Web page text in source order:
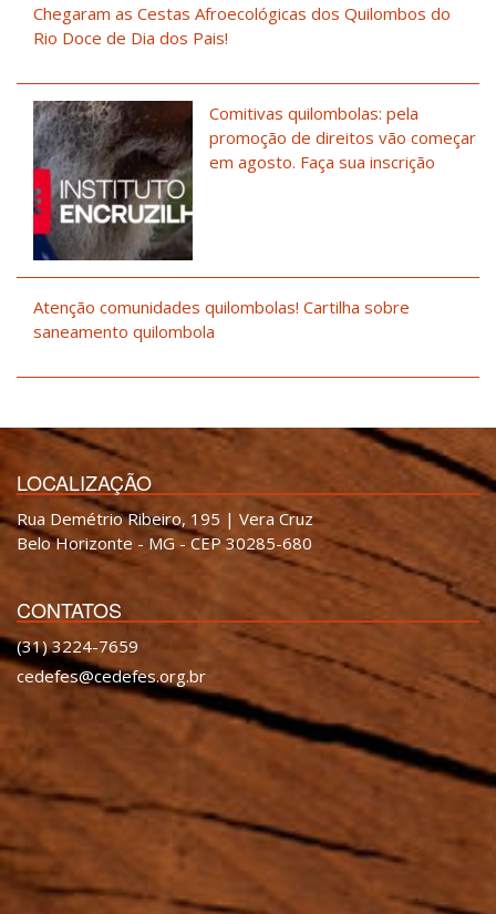
Chegaram as Cestas Afroecológicas dos Quilombos do
Rio Doce de Dia dos Pais!
Comitivas quilombolas: pela
promoção de direitos vão começar
em agosto. Faça sua inscrição
Atenção comunidades quilombolas! Cartilha sobre
saneamento quilombola
LOCALIZAÇÃO
Rua Demétrio Ribeiro, 195 | Vera Cruz
Belo Horizonte - MG - CEP 30285-680
CONTATOS
(31) 3224-7659
cedefes@cedefes.org.br